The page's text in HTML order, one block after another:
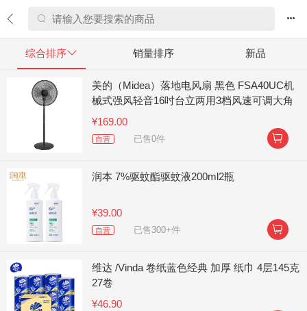
 
综合排序 销量排序 新品
美的（Midea）落地电风扇 黑色 FSA40UC机
械式强风轻音16吋台立两用3档风速可调大角
度左右送风
¥169.00
自营 已售0件 
润本 7%驱蚊酯驱蚊液200ml2瓶
¥39.00
自营 已售300+件 
维达 /Vinda 卷纸蓝色经典 加厚 纸巾 4层145克
27卷
¥46.90